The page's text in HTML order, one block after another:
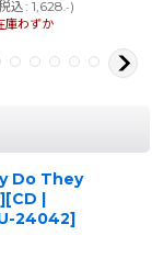
込: 1,628 .-)
庫わずか
Do They
|
24042]